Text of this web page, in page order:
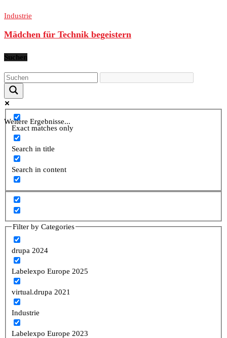
Industrie
Mädchen für Technik begeistern
Suchen
Weitere Ergebnisse...
Exact matches only
Search in title
Search in content
Filter by Categories
drupa 2024
Labelexpo Europe 2025
virtual.drupa 2021
Industrie
Labelexpo Europe 2023